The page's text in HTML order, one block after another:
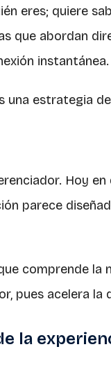
eres; quiere
que abordan
instantánea.
una estrategia
Hoy en
parece
comprende la
pues acelera la
la